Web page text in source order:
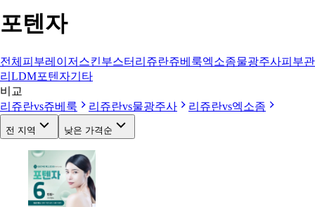
포텐자
전체 피부레이저 스킨부스터 리쥬란쥬베룩엑소좀물광주사피부관
리 LDM포텐자기타
비교
리쥬란vs쥬베룩 리쥬란vs물광주사 리쥬란vs엑소좀
전 지역 낮은 가격순